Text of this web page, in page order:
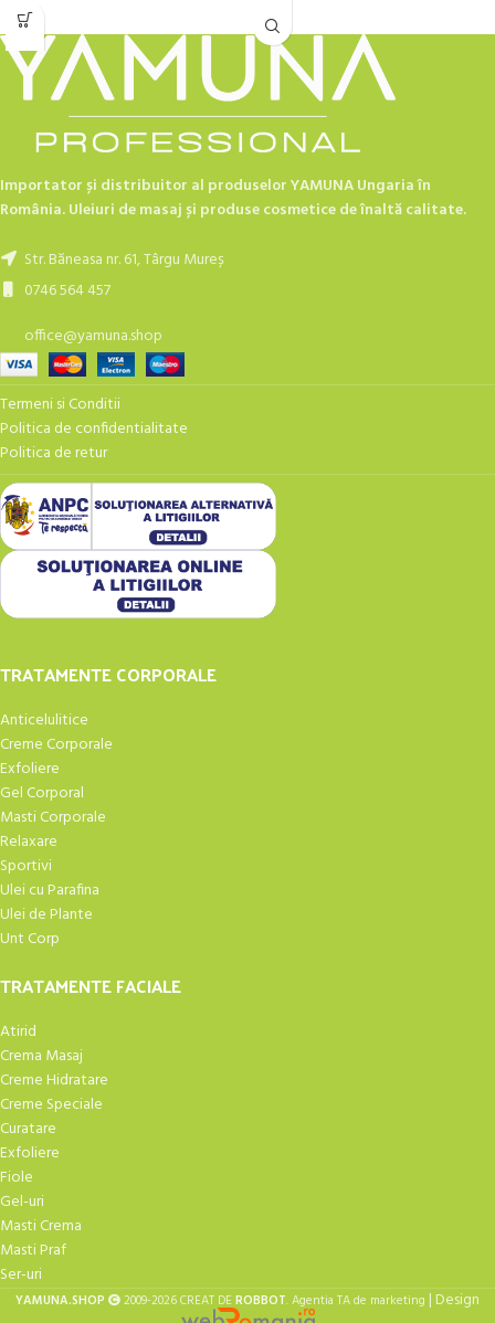
Importator și distribuitor al produselor YAMUNA Ungaria în
România. Uleiuri de masaj și produse cosmetice de înaltă calitate.
Str. Băneasa nr. 61, Târgu Mureș
0746 564 457
office@yamuna.shop
Termeni si Conditii
Politica de confidentialitate
Politica de retur
TRATAMENTE CORPORALE
Anticelulitice
Creme Corporale
Exfoliere
Gel Corporal
Masti Corporale
Relaxare
Sportivi
Ulei cu Parafina
Ulei de Plante
Unt Corp
TRATAMENTE FACIALE
Atirid
Crema Masaj
Creme Hidratare
Creme Speciale
Curatare
Exfoliere
Fiole
Gel-uri
Masti Crema
Masti Praf
Ser-uri
YAMUNA.SHOP 2009-2026 CREAT DEROBBOT. Agentia TA de marketing | Design